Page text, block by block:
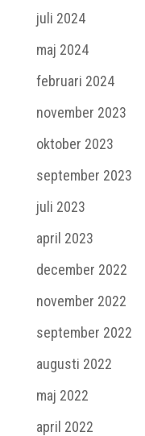
juli 2024
maj 2024
februari 2024
november 2023
oktober 2023
september 2023
juli 2023
april 2023
december 2022
november 2022
september 2022
augusti 2022
maj 2022
april 2022